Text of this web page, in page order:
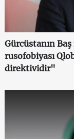
Gürcüstanın
rusofobiyası
direktividir"